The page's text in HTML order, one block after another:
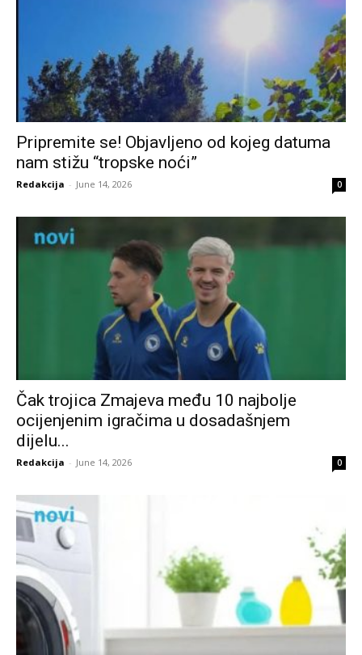
Pripremite se! Objavljeno od kojeg datuma
nam stižu “tropske noći”
Redakcija - June 14, 2026 0
Čak trojica Zmajeva među 10 najbolje
ocijenjenim igračima u dosadašnjem
dijelu...
Redakcija - June 14, 2026 0